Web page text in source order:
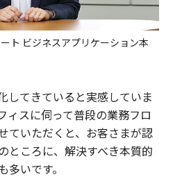
ト ビジネスアプリケーション本
してきていると実感していま
ィスに伺って普段の業務フロ
ていただくと、お客さまが認
ところに、解決すべき本質的
いです。